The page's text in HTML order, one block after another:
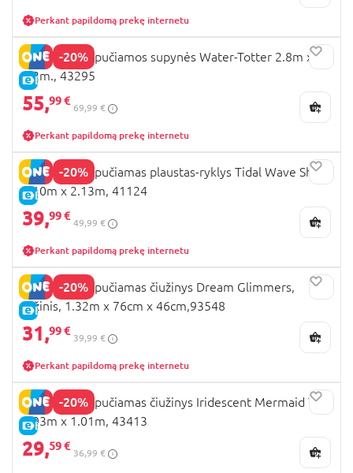
Perkant papildomą prekę internetu
-20%
E-KAINA
BESTWAY pripučiamos supynės Water-Totter 2.8m x
1.2m., 43295
55,99 €
69,99 €
Perkant papildomą prekę internetu
-20%
E-KAINA
BESTWAY pripučiamas plaustas-ryklys Tidal Wave Shark
3.10m x 2.13m, 41124
39,99 €
49,99 €
Perkant papildomą prekę internetu
-20%
E-KAINA
BESTWAY pripučiamas čiužinys Dream Glimmers,
rožinis, 1.32m x 76cm x 46cm,93548
31,99 €
39,99 €
Perkant papildomą prekę internetu
-20%
E-KAINA
BESTWAY pripučiamas čiužinys Iridescent Mermaid Tail,
1.93m x 1.01m, 43413
29,59 €
36,99 €